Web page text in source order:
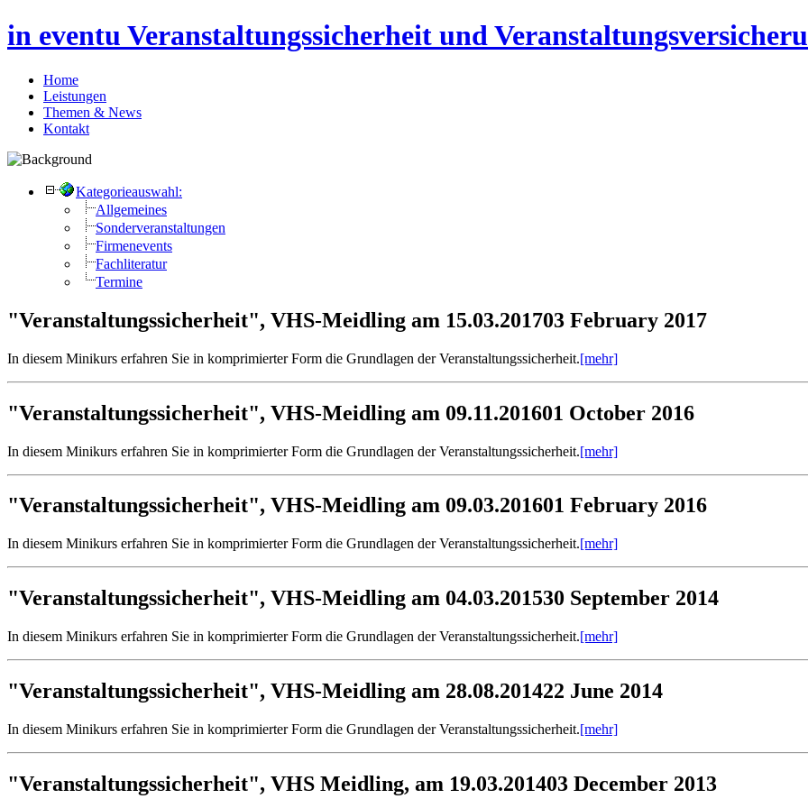
in eventu Veranstaltungssicherheit und
Home
Leistungen
Themen & News
Kontakt
Kategorieauswahl:
Allgemeines
Sonderveranstaltungen
Firmenevents
Fachliteratur
Termine
"Veranstaltungssicherheit", VHS-Meidling am 15.03.201703 February 2017
In diesem Minikurs erfahren Sie in komprimierter Form die Grundlagen der Veranstaltungssicherheit.[mehr]
"Veranstaltungssicherheit", VHS-Meidling am 09.11.201601 October 2016
In diesem Minikurs erfahren Sie in komprimierter Form die Grundlagen der Veranstaltungssicherheit.[mehr]
"Veranstaltungssicherheit", VHS-Meidling am 09.03.201601 February 2016
In diesem Minikurs erfahren Sie in komprimierter Form die Grundlagen der Veranstaltungssicherheit.[mehr]
"Veranstaltungssicherheit", VHS-Meidling am 04.03.201530 September 2014
In diesem Minikurs erfahren Sie in komprimierter Form die Grundlagen der Veranstaltungssicherheit.[mehr]
"Veranstaltungssicherheit", VHS-Meidling am 28.08.201422 June 2014
In diesem Minikurs erfahren Sie in komprimierter Form die Grundlagen der Veranstaltungssicherheit.[mehr]
"Veranstaltungssicherheit", VHS Meidling, am 19.03.201403 December 2013